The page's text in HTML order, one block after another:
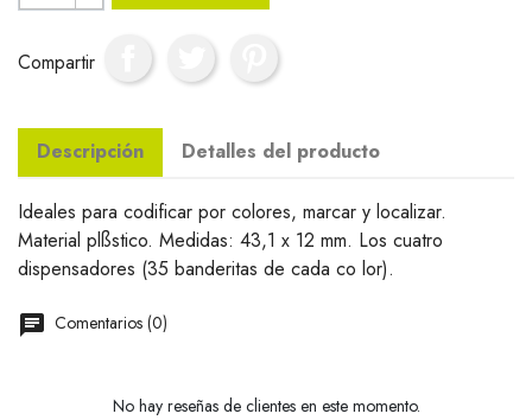
Compartir
Descripción Detalles del producto
Ideales para codificar por colores, marcar y localizar.
Material plßstico. Medidas: 43,1 x 12 mm. Los cuatro
dispensadores (35 banderitas de cada co lor).
Comentarios (0)
No hay reseñas de clientes en este momento.